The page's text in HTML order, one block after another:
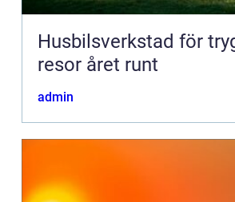
Husbilsverkstad för
resor året runt
admin